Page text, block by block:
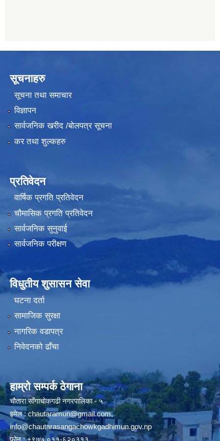
सूचनाहरु
सूचना तथा समाचार
विज्ञापन
सार्वजनिक खरीद /बोलपत्र सूचना
कर तथा शुल्कहरु
प्रतिवेदन
वार्षिक प्रगति प्रतिवेदन
चौमासिक प्रगति प्रतिवेदन
सार्वजनिक सुनुवाई
सार्वजनिक परीक्षण
विधुतीय शुसासन सेवा
घटना दर्ता
सामाजिक सुरक्षा
नागरिक वडापत्र
निवेदनको ढाँचा
हाम्रो सम्पर्क ठेगाना
चौतारा साँगाचोकगढी नगरपालिका - ५
इमेल :chautaramun@gmail.com,
info@chautarasangachowkgadhimun.gov.np
फोन : +९७७ ०११-६२०३१३